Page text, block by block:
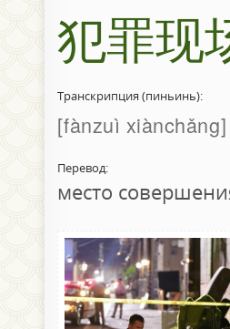
犯罪现
Транскрипция (пиньинь):
fànzuì xiànchǎng
Перевод:
место